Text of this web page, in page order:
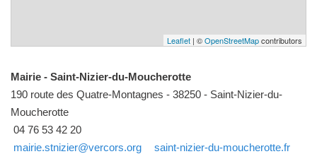
Leaflet | ©OpenStreetMapcontributors
Mairie - Saint-Nizier-du-Moucherotte
190 route des Quatre-Montagnes - 38250 - Saint-Nizier-du-
Moucherotte
04 76 53 42 20
mairie.stnizier@vercors.org
saint-nizier-du-moucherotte.fr